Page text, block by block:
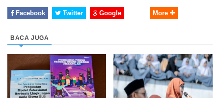
Facebook Twitter Google More
BACA JUGA